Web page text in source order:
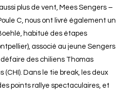
plus de vent, Mees Sengers –
C, nous ont livré également un
habitué des étapes
associé au jeune Sengers
des chiliens Thomas
(CHI). Dans le tie break, les deux
points rallye spectaculaires, et